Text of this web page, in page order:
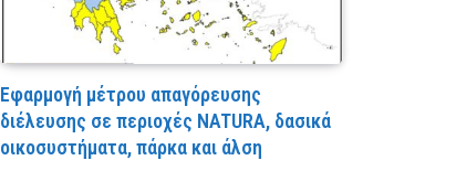
Εφαρμογή μέτρου απαγόρευσης
διέλευσης σε περιοχές NATURA, δασικά
οικοσυστήματα, πάρκα και άλση